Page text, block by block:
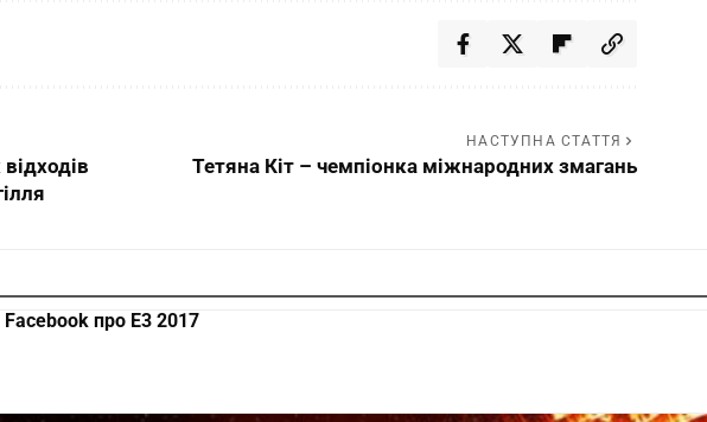
НАСТУПНА СТАТТЯ
Тетяна Кіт – чемпіонка міжнародних змагань
про E3 2017